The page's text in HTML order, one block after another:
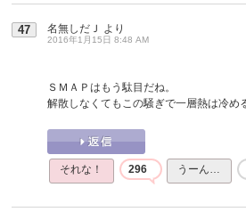
47 名無しだＪ より
2016年1月15日 8:48 AM
ＳＭＡＰはもう駄目だね。
解散しなくてもこの騒ぎで一層熱は冷め
それな！ 296 うーん…